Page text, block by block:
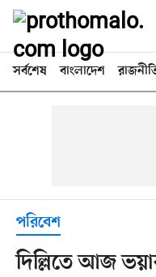
সর্বশেষ বাংলাদেশ
পরিবেশ
দিল্লিতে আজ